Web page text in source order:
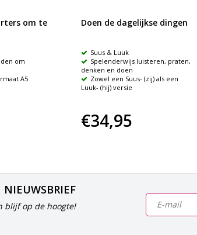
om te
om
A5
Doen de dagelijkse dingen
Suus & Luuk
Spelenderwijs luisteren, praten,
denken en doen
Zowel een Suus- (zij) als een
Luuk- (hij) versie
€34,95
NIEUWSBRIEF
blijf op de hoogte!